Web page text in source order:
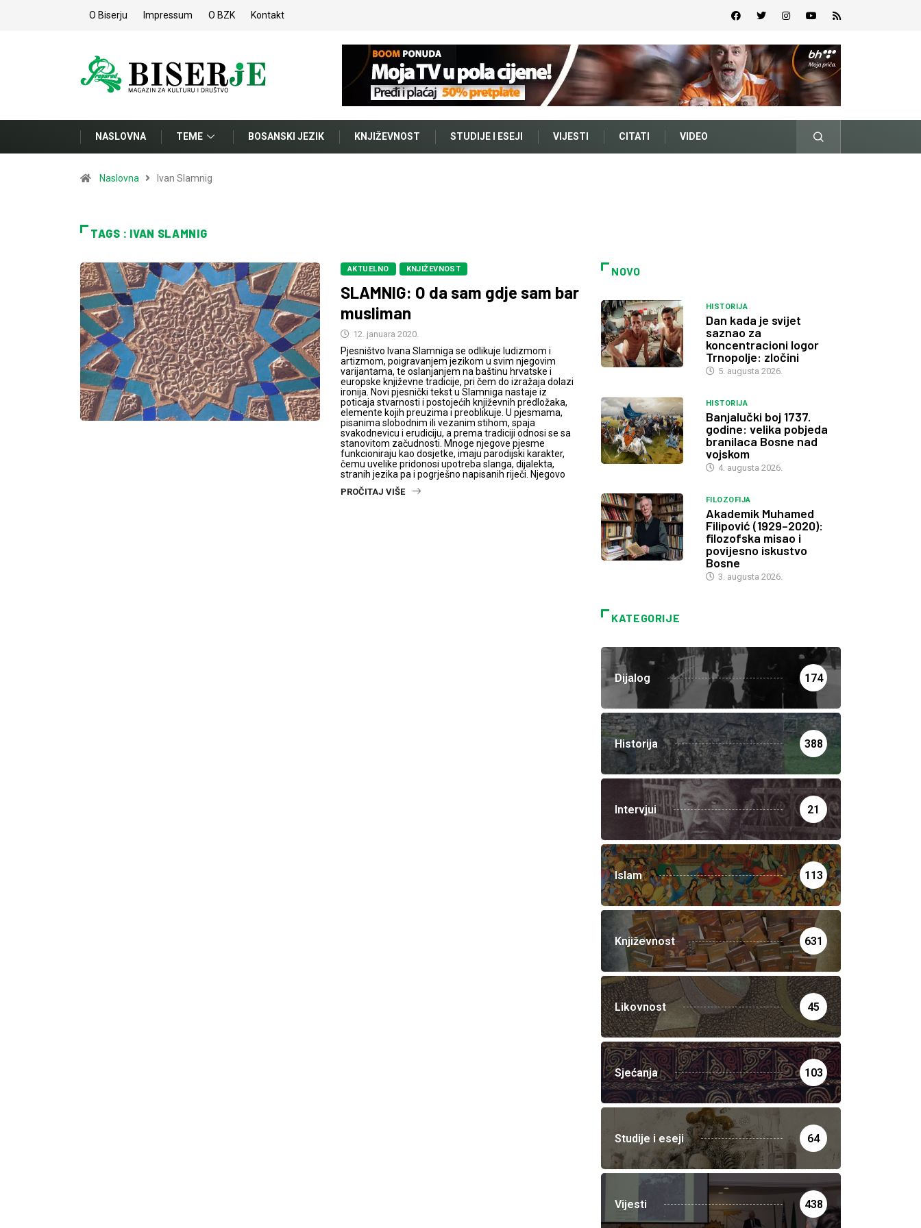
O Biserju Impressum O BZK Kontakt
NASLOVNA TEME BOSANSKI JEZIK KNJIŽEVNOST STUDIJE I ESEJI VIJESTI CITATI VIDEO
Naslovna Ivan Slamnig
TAGS : IVAN SLAMNIG
AKTUELNO KNJIŽEVNOST
SLAMNIG: O da sam gdje sam bar
musliman
12. januara 2020.
Pjesništvo Ivana Slamniga se odlikuje ludizmom i
artizmom, poigravanjem jezikom u svim njegovim
varijantama, te oslanjanjem na baštinu hrvatske i
europske književne tradicije, pri čem do izražaja dolazi
ironija. Novi pjesnički tekst u Slamniga nastaje iz
poticaja stvarnosti i postojećih književnih predložaka,
elemente kojih preuzima i preoblikuje. U pjesmama,
pisanima slobodnim ili vezanim stihom, spaja
svakodnevicu i erudiciju, a prema tradiciji odnosi se sa
stanovitom začudnosti. Mnoge njegove pjesme
funkcioniraju kao dosjetke, imaju parodijski karakter,
čemu uvelike pridonosi upotreba slanga, dijalekta,
stranih jezika pa i pogrješno napisanih riječi. Njegovo
PROČITAJ VIŠE
NOVO
HISTORIJA
Dan kada je svijet
saznao za
koncentracioni logor
Trnopolje: zločini
5. augusta 2026.
HISTORIJA
Banjalučki boj 1737.
godine: velika pobjeda
branilaca Bosne nad
vojskom
4. augusta 2026.
FILOZOFIJA
Akademik Muhamed
Filipović (1929–2020):
filozofska misao i
povijesno iskustvo
Bosne
3. augusta 2026.
KATEGORIJE
Dijalog 174
Historija 388
Intervjui 21
Islam 113
Književnost 631
Likovnost 45
Sjećanja 103
Studije i eseji 64
Vijesti 438